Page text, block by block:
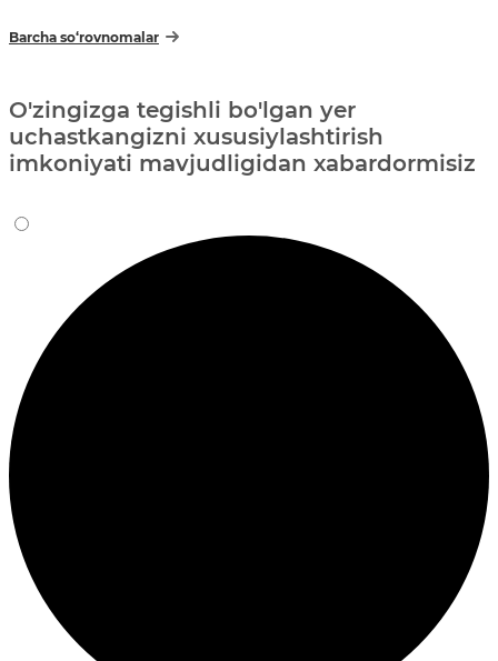
Barcha so‘rovnomalar
O'zingizga tegishli bo'lgan yer
uchastkangizni xususiylashtirish
imkoniyati mavjudligidan xabardormisiz